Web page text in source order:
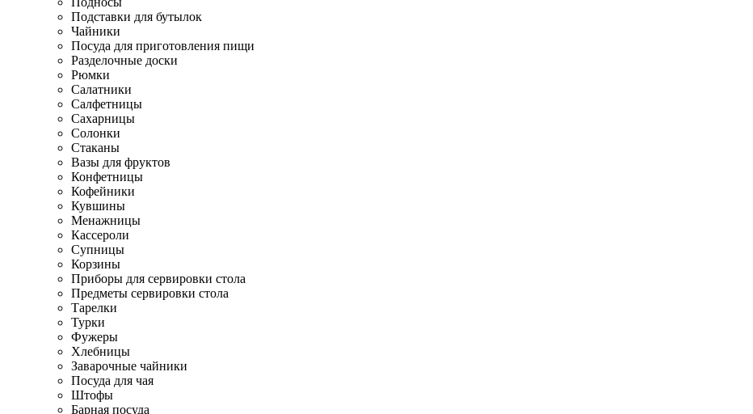
Подставки для бутылок
Чайники
Посуда для приготовления пищи
Разделочные доски
Рюмки
Салатники
Салфетницы
Сахарницы
Солонки
Стаканы
Вазы для фруктов
Конфетницы
Кофейники
Кувшины
Менажницы
Кассероли
Супницы
Корзины
Приборы для сервировки стола
Предметы сервировки стола
Тарелки
Турки
Фужеры
Хлебницы
Заварочные чайники
Посуда для чая
Штофы
Барная посуда